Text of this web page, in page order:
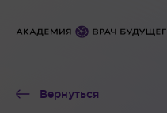
Вернуться